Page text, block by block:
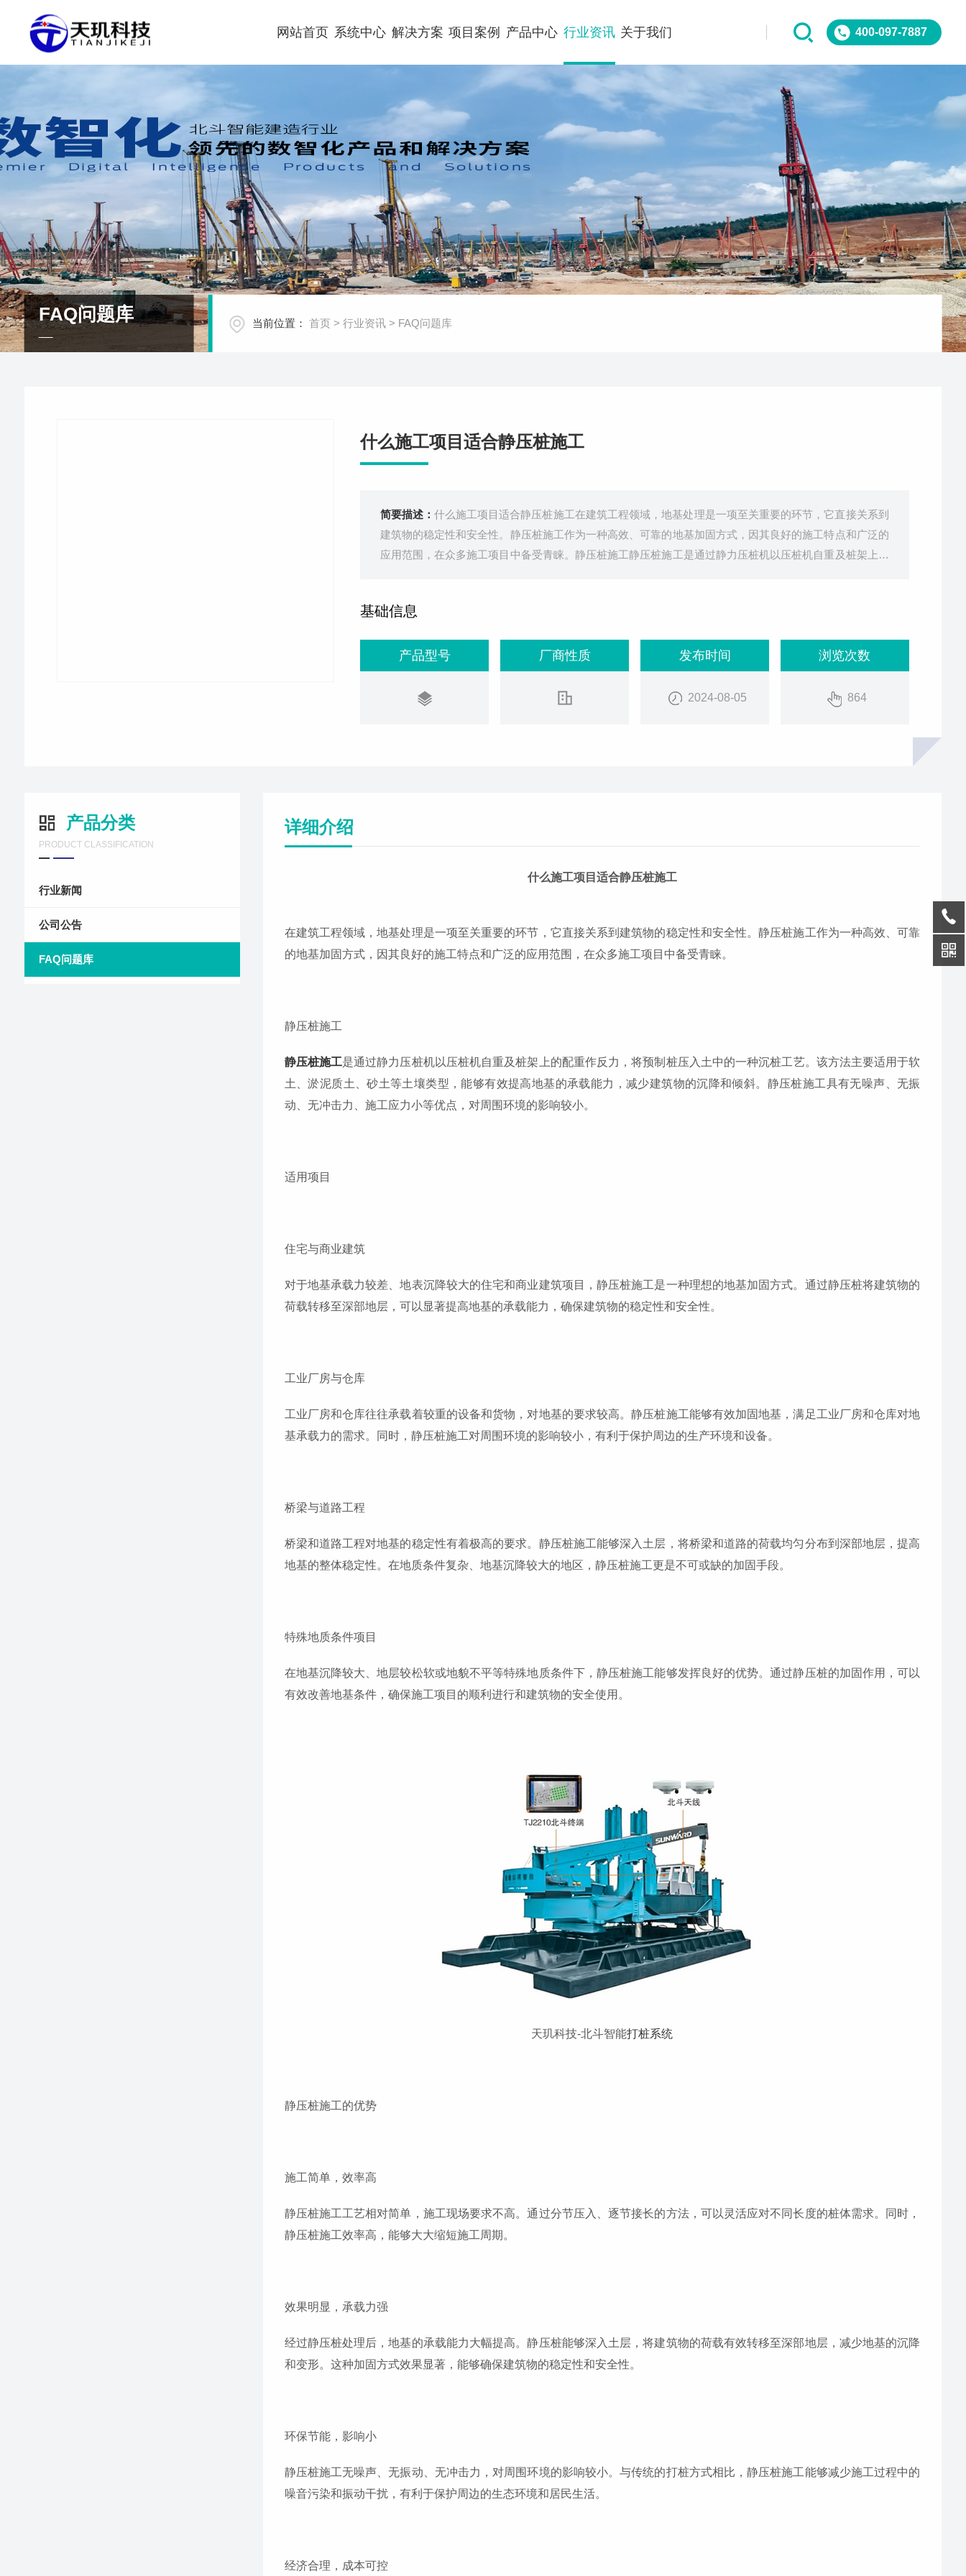
400-097-7887
网站首页 系统中心 解决方案 项目案例 产品中心 行业资讯 关于我们
FAQ问题库 当前位置： 首页 > 行业资讯> FAQ问题库
什么施工项目适合静压桩施工
简要描述： 什么施工项目适合静压桩施工在建筑工程领域，地基处理是一项至关重要的环节，它直接关系到
建筑物的稳定性和安全性。静压桩施工作为一种高效、可靠的地基加固方式，因其良好的施工特点和广泛的
应用范围，在众多施工项目中备受青睐。静压桩施工静压桩施工是通过静力压桩机以压桩机自重及桩架上的
基础信息
产品型号 厂商性质 发布时间
2024-08-05
浏览次数
864
产品分类
PRODUCT CLASSIFICATION
行业新闻
公司公告
FAQ问题库
详细介绍
什么施工项目适合静压桩施工
在建筑工程领域，地基处理是一项至关重要的环节，它直接关系到建筑物的稳定性和安全性。静压桩施工作为一种高效、可靠
的地基加固方式，因其良好的施工特点和广泛的应用范围，在众多施工项目中备受青睐。
静压桩施工
静压桩施工是通过静力压桩机以压桩机自重及桩架上的配重作反力，将预制桩压入土中的一种沉桩工艺。该方法主要适用于软
土、淤泥质土、砂土等土壤类型，能够有效提高地基的承载能力，减少建筑物的沉降和倾斜。静压桩施工具有无噪声、无振
动、无冲击力、施工应力小等优点，对周围环境的影响较小。
适用项目
住宅与商业建筑
对于地基承载力较差、地表沉降较大的住宅和商业建筑项目，静压桩施工是一种理想的地基加固方式。通过静压桩将建筑物的
荷载转移至深部地层，可以显著提高地基的承载能力，确保建筑物的稳定性和安全性。
工业厂房与仓库
工业厂房和仓库往往承载着较重的设备和货物，对地基的要求较高。静压桩施工能够有效加固地基，满足工业厂房和仓库对地
基承载力的需求。同时，静压桩施工对周围环境的影响较小，有利于保护周边的生产环境和设备。
桥梁与道路工程
桥梁和道路工程对地基的稳定性有着极高的要求。静压桩施工能够深入土层，将桥梁和道路的荷载均匀分布到深部地层，提高
地基的整体稳定性。在地质条件复杂、地基沉降较大的地区，静压桩施工更是不可或缺的加固手段。
特殊地质条件项目
在地基沉降较大、地层较松软或地貌不平等特殊地质条件下，静压桩施工能够发挥良好的优势。通过静压桩的加固作用，可以
有效改善地基条件，确保施工项目的顺利进行和建筑物的安全使用。
天玑科技-北斗智能打桩系统
静压桩施工的优势
施工简单，效率高
静压桩施工工艺相对简单，施工现场要求不高。通过分节压入、逐节接长的方法，可以灵活应对不同长度的桩体需求。同时，
静压桩施工效率高，能够大大缩短施工周期。
效果明显，承载力强
经过静压桩处理后，地基的承载能力大幅提高。静压桩能够深入土层，将建筑物的荷载有效转移至深部地层，减少地基的沉降
和变形。这种加固方式效果显著，能够确保建筑物的稳定性和安全性。
环保节能，影响小
静压桩施工无噪声、无振动、无冲击力，对周围环境的影响较小。与传统的打桩方式相比，静压桩施工能够减少施工过程中的
噪音污染和振动干扰，有利于保护周边的生态环境和居民生活。
经济合理，成本可控